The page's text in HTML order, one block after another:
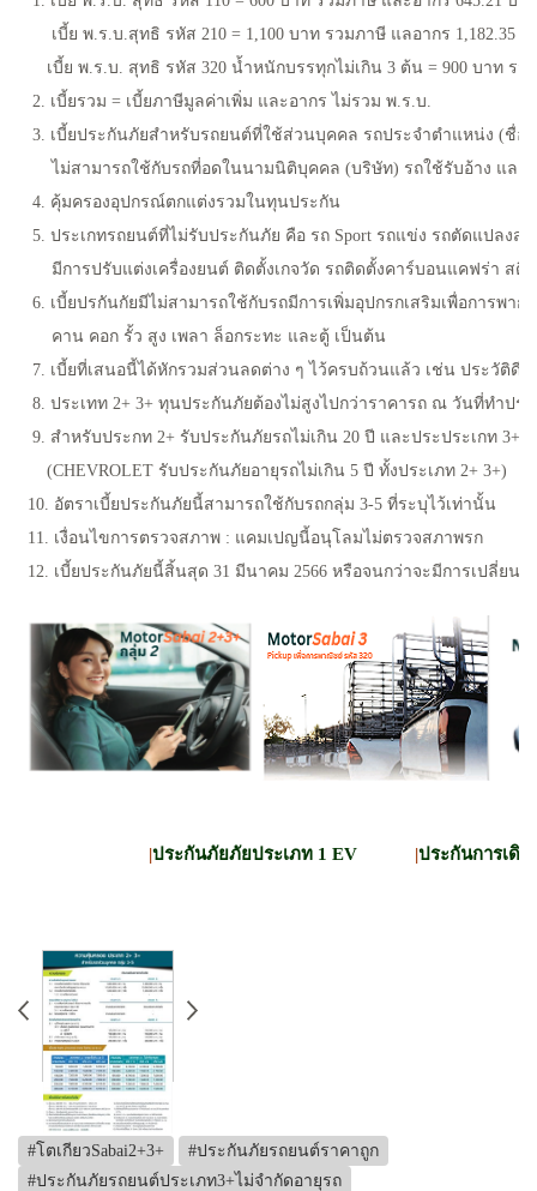
เบี้ย พ.ร.บ.สุทธิ รหัส 210 = 1,100 บาท รวมภาษี แลอากร 1,182.35 บ
เบี้ย พ.ร.บ. สุทธิ รหัส 320 น้ำหนักบรรทุกไม่เกิน 3 ต้น = 900 บาท รว
2. เบี้ยรวม = เบี้ยภาษีมูลค่าเพิ่ม และอากร ไม่รวม พ.ร.บ.
3. เบี้ยประกันภัยสำหรับรถยนต์ที่ใช้ส่วนบุคคล รถประจำตำแหน่ง (ชื่อ
ไม่สามารถใช้กับรถที่อดในนามนิติบุคคล (บริษัท) รถใช้รับอ้าง และใ
4. คุ้มครองอุปกรณ์ตกแต่งรวมในทุนประกัน
5. ประเกทรถยนต์ที่ไม่รับประกันภัย คือ รถ Sport รถแข่ง รถตัดแปลงส
มีการปรับแต่งเครื่องยนต์ ติดตั้งเกจวัด รถติดตั้งคาร์บอนแคฟร่า สติ๊ก
6. เบี้ยปรกันกัยมีไม่สามารถใช้กับรถมีการเพิ่มอุปกรกเสริมเพื่อการพา
คาน คอก รั้ว สูง เพลา ล็อกระทะ และตู้ เป็นต้น
7. เบี้ยที่เสนอนี้ได้หักรวมส่วนลดต่าง ๆ ไว้ครบถ้วนแล้ว เช่น ประวัติดี
8. ประเทท 2+ 3+ ทุนประกันภัยต้องไม่สูงไปกว่าราคารถ ณ วันที่ทำปร
9. สำหรับประกท 2+ รับประกันภัยรถไม่เกิน 20 ปี และประประเกท 3+
(CHEVROLET รับประกันภัยอายุรถไม่เกิน 5 ปี ทั้งประเภท 2+ 3+)
10. อัตราเบี้ยประกันภัยนี้สามารถใช้กับรถกลุ่ม 3-5 ที่ระบุไว้เท่านั้น
11. เงื่อนไขการตรวจสภาพ : แคมเปญนี้อนุโลมไม่ตรวจสภาพรก
12. เบี้ยประกันภัยนี้สิ้นสุด 31 มีนาคม 2566 หรือจนกว่าจะมีการเปลี่ยนแ
|ประกันภัยภัยประเภท 1 EV |ประกันการเดิน
#โตเกียวSabai2+3+
#ประกันภัยรถยนต์ราคาถูก
#ประกันภัยรถยนต์ประเภท3+ไม่จำกัดอายุรถ